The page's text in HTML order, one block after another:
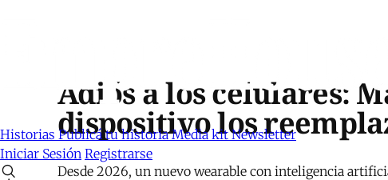
Historias Publicá tu historiaMedia kitNewsletter
Iniciar Sesión Registrarse
Adiós a los celulares:
dispositivo los
Desde 2026, un nuevo wearable con inteligencia